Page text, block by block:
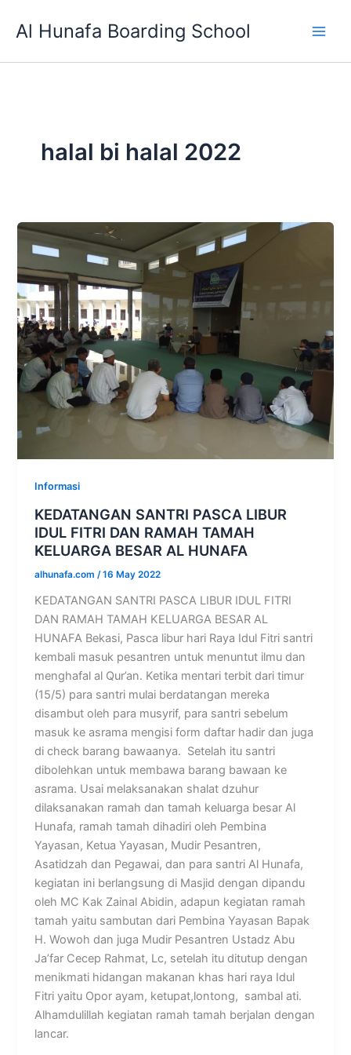
Al Hunafa Boarding School
halal bi halal 2022
Informasi
KEDATANGAN SANTRI PASCA LIBUR
IDUL FITRI DAN RAMAH TAMAH
KELUARGA BESAR AL HUNAFA
alhunafa.com/16 May 2022
KEDATANGAN SANTRI PASCA LIBUR IDUL FITRI
DAN RAMAH TAMAH KELUARGA BESAR AL
HUNAFA Bekasi, Pasca libur hari Raya Idul Fitri santri
kembali masuk pesantren untuk menuntut ilmu dan
menghafal al Qur’an. Ketika mentari terbit dari timur
(15/5) para santri mulai berdatangan mereka
disambut oleh para musyrif, para santri sebelum
masuk ke asrama mengisi form daftar hadir dan juga
di check barang bawaanya. Setelah itu santri
dibolehkan untuk membawa barang bawaan ke
asrama. Usai melaksanakan shalat dzuhur
dilaksanakan ramah dan tamah keluarga besar Al
Hunafa, ramah tamah dihadiri oleh Pembina
Yayasan, Ketua Yayasan, Mudir Pesantren,
Asatidzah dan Pegawai, dan para santri Al Hunafa,
kegiatan ini berlangsung di Masjid dengan dipandu
oleh MC Kak Zainal Abidin, adapun kegiatan ramah
tamah yaitu sambutan dari Pembina Yayasan Bapak
H. Wowoh dan juga Mudir Pesantren Ustadz Abu
Ja’far Cecep Rahmat, Lc, setelah itu ditutup dengan
menikmati hidangan makanan khas hari raya Idul
Fitri yaitu Opor ayam, ketupat,lontong, sambal ati.
Alhamdulillah kegiatan ramah tamah berjalan dengan
lancar.